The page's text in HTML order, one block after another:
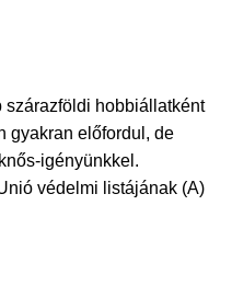
szárazföldi hobbiállatként
gyakran előfordul, de
igényünkkel.
védelmi listájának (A)